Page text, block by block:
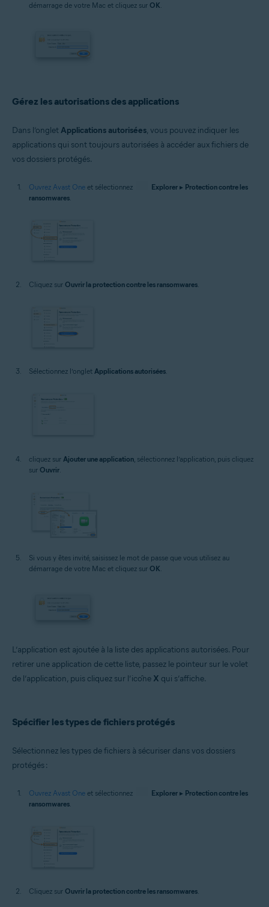
démarrage de votre Mac et cliquez sur OK.
Gérez les autorisations des applications
Dans l’ongletApplications autorisées, vous pouvez indiquer les
applications qui sont toujours autorisées à accéder aux fichiers de
vos dossiers protégés.
Ouvrez Avast One et sélectionnez Explorer ▸ Protection contre les
ransomwares
Cliquez sur Ouvrir la protection contre les ransomwares
Sélectionnez l’onglet Applications autorisées.
cliquez sur Ajouter une application , sélectionnez l’application, puis cliquez
sur Ouvrir
Si vous y êtes invité, saisissez le mot de passe que vous utilisez au
démarrage de votre Mac et cliquez sur OK
L’application est ajoutée à la liste des applications autorisées. Pour
retirer une application de cette liste, passez le pointeur sur le volet
de l’application, puis cliquez sur l’icône X qui s’affiche.
Spécifier les types de fichiers protégés
Sélectionnez les types de fichiers à sécuriser dans vos dossiers
protégés :
Ouvrez Avast One et sélectionnez Explorer ▸ Protection contre les
ransomwares.
Cliquez sur Ouvrir la protection contre les ransomwares